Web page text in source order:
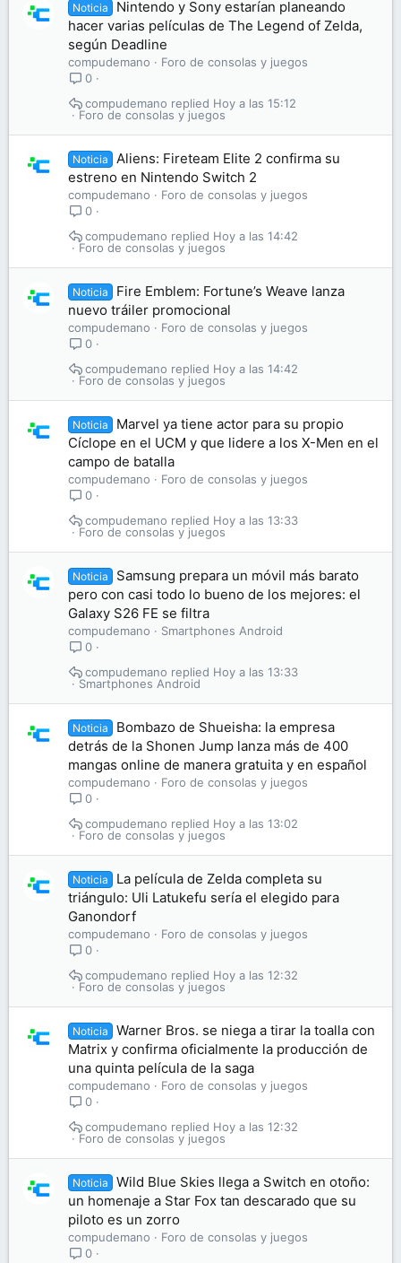
Noticia
Nintendo y Sony estarían planeando
hacer varias películas de The Legend of Zelda,
según Deadline
compudemano
Foro de consolas y juegos
0
Foro de consolas y juegos
Hoy a las 15:12
compudemano
Noticia
Aliens: Fireteam Elite 2 confirma su
estreno en Nintendo Switch 2
compudemano
Foro de consolas y juegos
0
Foro de consolas y juegos
Hoy a las 14:42
compudemano
Noticia
Fire Emblem: Fortune’s Weave lanza
nuevo tráiler promocional
compudemano
Foro de consolas y juegos
0
Foro de consolas y juegos
Hoy a las 14:42
compudemano
Noticia
Marvel ya tiene actor para su propio
Cíclope en el UCM y que lidere a los X-Men en el
campo de batalla
compudemano
Foro de consolas y juegos
0
Foro de consolas y juegos
Hoy a las 13:33
compudemano
Noticia
Samsung prepara un móvil más barato
pero con casi todo lo bueno de los mejores: el
Galaxy S26 FE se filtra
compudemano
Smartphones Android
0
Smartphones Android
Hoy a las 13:33
compudemano
Noticia
Bombazo de Shueisha: la empresa
detrás de la Shonen Jump lanza más de 400
mangas online de manera gratuita y en español
compudemano
Foro de consolas y juegos
0
Foro de consolas y juegos
Hoy a las 13:02
compudemano
Noticia
La película de Zelda completa su
triángulo: Uli Latukefu sería el elegido para
Ganondorf
compudemano
Foro de consolas y juegos
0
Foro de consolas y juegos
Hoy a las 12:32
compudemano
Noticia
Warner Bros. se niega a tirar la toalla con
Matrix y confirma oficialmente la producción de
una quinta película de la saga
compudemano
Foro de consolas y juegos
0
Foro de consolas y juegos
Hoy a las 12:32
compudemano
Noticia
Wild Blue Skies llega a Switch en otoño:
un homenaje a Star Fox tan descarado que su
piloto es un zorro
compudemano
Foro de consolas y juegos
0